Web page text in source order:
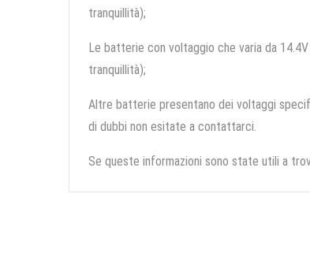
tranquillità);
Le batterie con voltaggio che varia da
tranquillità);
Altre batterie presentano dei voltaggi
di dubbi non esitate a contattarci.
Se queste informazioni sono state utili a